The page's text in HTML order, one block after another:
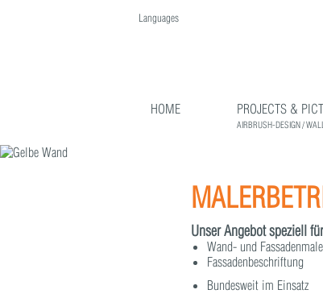
Languages
HOME PROJECTS &
AIRBRUSH-DESIGN /
Unser Angebot speziell
Wand- und
Fassadenbeschriftung
Bundesweit im Einsatz